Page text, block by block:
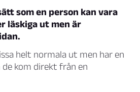
som en person kan vara
läskiga ut men är
helt normala ut men har en
de kom direkt från en